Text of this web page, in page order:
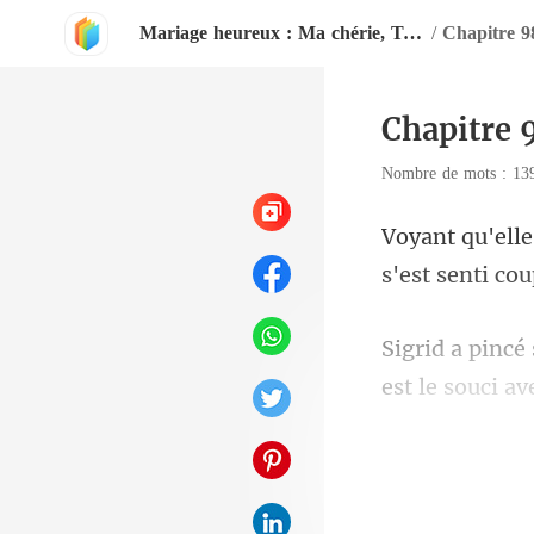
Mariage heureux : Ma chérie, Tu es à moi / Chapitre
Chapitre
Nombre de mots :
s'est
est le